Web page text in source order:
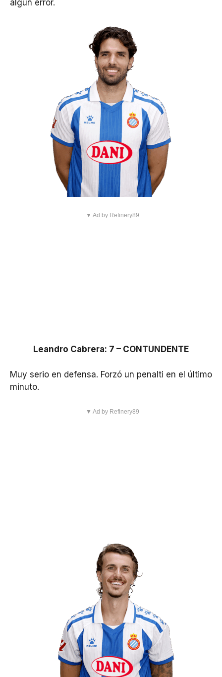
algún error.
▼ Ad by Refinery89
Leandro Cabrera: 7 – CONTUNDENTE
Muy serio en defensa. Forzó un penalti en el último
minuto.
▼ Ad by Refinery89